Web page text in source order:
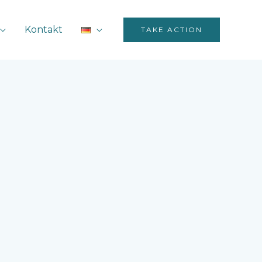
Kontakt TAKE ACTION